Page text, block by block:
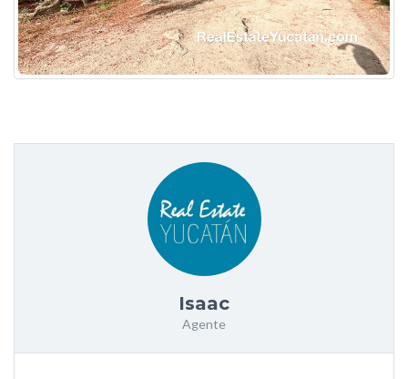
Isaac
Agente